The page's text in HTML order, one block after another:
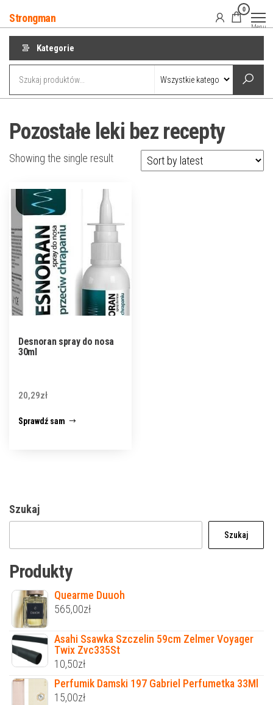
do
treści
Strongman
0
Menu
Kategorie
Pozostałe leki bez recepty
Showing the single result
Desnoran spray do nosa
30ml
20,29zł
Sprawdź sam
Szukaj
Szukaj
Produkty
Quearme Duuoh
565,00zł
Asahi Ssawka Szczelin 59cm Zelmer Voyager
Twix Zvc335St
10,50zł
Perfumik Damski 197 Gabriel Perfumetka 33Ml
15,00zł